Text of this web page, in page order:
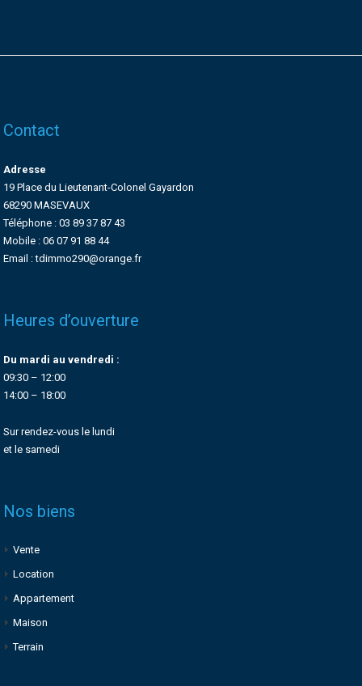
Contact
Adresse
19 Place du Lieutenant-Colonel Gayardon
68290 MASEVAUX
Téléphone : 03 89 37 87 43
Mobile : 06 07 91 88 44
Email : tdimmo290@orange.fr
Heures d’ouverture
Du mardi au vendredi :
09:30 – 12:00
14:00 – 18:00
Sur rendez-vous le lundi
et le samedi
Nos biens
Vente
Location
Appartement
Maison
Terrain